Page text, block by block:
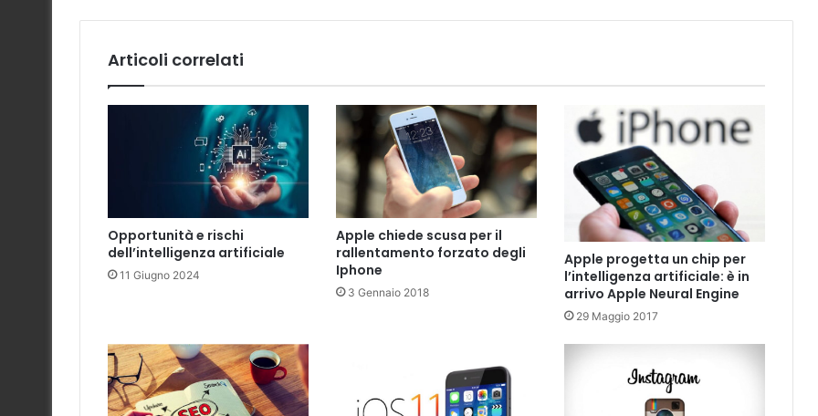
Articoli correlati
Opportunità e rischi
dell’intelligenza artificiale
11 Giugno 2024
Apple chiede scusa per il
rallentamento forzato degli
Iphone
3 Gennaio 2018
Apple progetta un chip per
l’intelligenza artificiale: è in
arrivo Apple Neural Engine
29 Maggio 2017